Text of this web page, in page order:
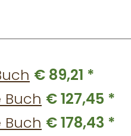
€ 89,21 *
Buch € 127,45 *
Buch € 178,43 *